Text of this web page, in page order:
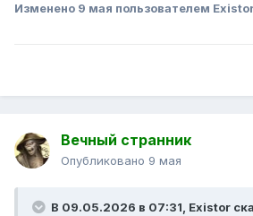
Изменено 9 мая пользователем
Вечный странник
Опубликовано 9 мая
В 09.05.2026 в 07:31, Existor